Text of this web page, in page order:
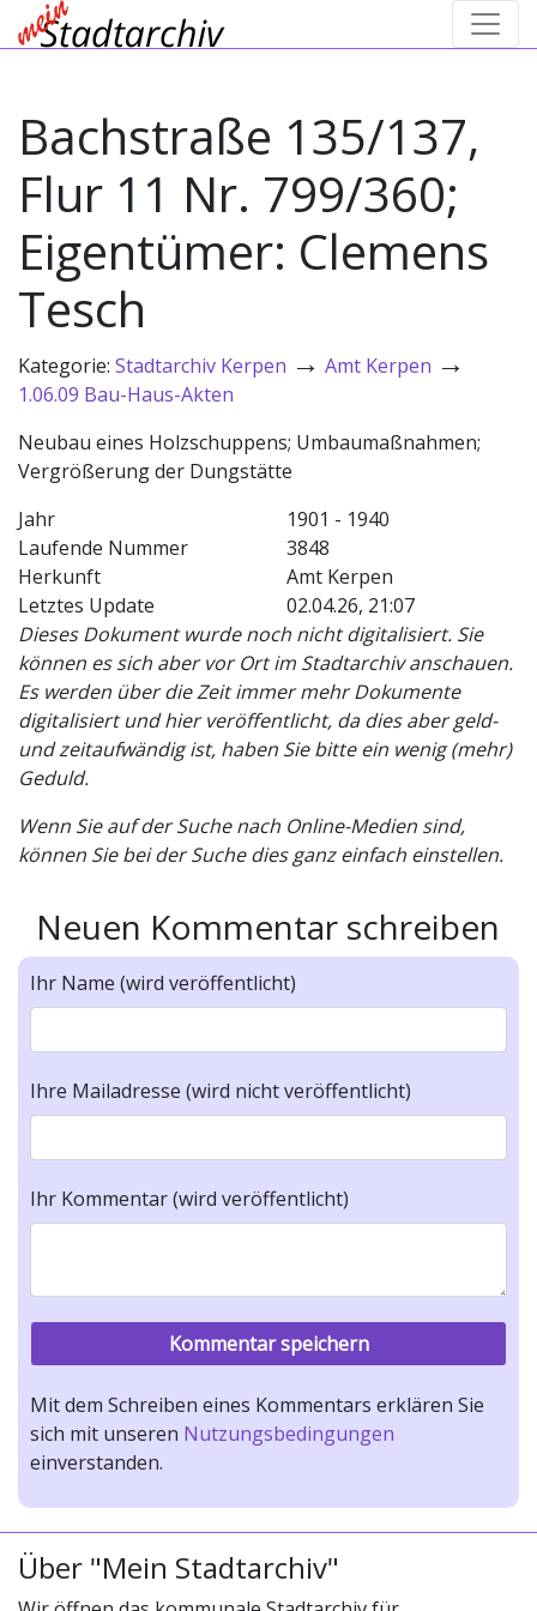
Bachstraße 135/137,
Flur 11 Nr. 799/360;
Eigentümer: Clemens
Tesch
Kategorie: Stadtarchiv Kerpen → Amt Kerpen →
1.06.09 Bau-Haus-Akten
Neubau eines Holzschuppens; Umbaumaßnahmen;
Vergrößerung der Dungstätte
Jahr
1901 - 1940
Laufende Nummer
3848
Herkunft
Amt Kerpen
Letztes Update
02.04.26, 21:07
Dieses Dokument wurde noch nicht digitalisiert. Sie
können es sich aber vor Ort im Stadtarchiv anschauen.
Es werden über die Zeit immer mehr Dokumente
digitalisiert und hier veröffentlicht, da dies aber geld-
und zeitaufwändig ist, haben Sie bitte ein wenig (mehr)
Geduld.
Wenn Sie auf der Suche nach Online-Medien sind,
können Sie bei der Suche dies ganz einfach einstellen.
Neuen Kommentar schreiben
Ihr Name (wird veröffentlicht)
Ihre Mailadresse (wird nicht veröffentlicht)
Ihr Kommentar (wird veröffentlicht)
Mit dem Schreiben eines Kommentars erklären Sie
sich mit unseren Nutzungsbedingungen
einverstanden.
Über "Mein Stadtarchiv"